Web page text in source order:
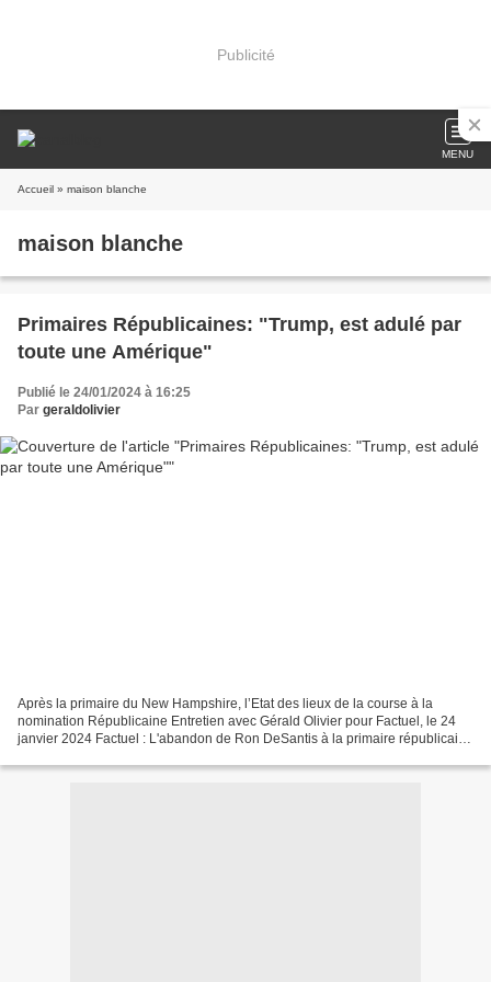
Publicité
MENU
Accueil » maison blanche
maison blanche
Primaires Républicaines: "Trump, est adulé par
toute une Amérique"
Publié le 24/01/2024 à 16:25
Par geraldolivier
Après la primaire du New Hampshire, l’Etat des lieux de la course à la
nomination Républicaine Entretien avec Gérald Olivier pour Factuel, le 24
janvier 2024 Factuel : L'abandon de Ron DeSantis à la primaire républicaine